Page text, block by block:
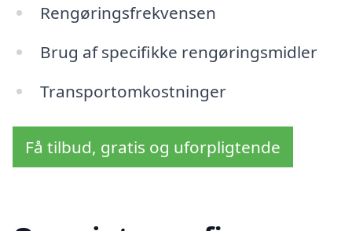
Rengøringsfrekvensen
Brug af specifikke rengøringsmidler
Transportomkostninger
Få tilbud, gratis og uforpligtende